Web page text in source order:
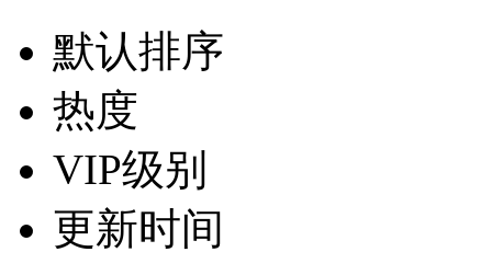
默认排序
热度
VIP级别
更新时间